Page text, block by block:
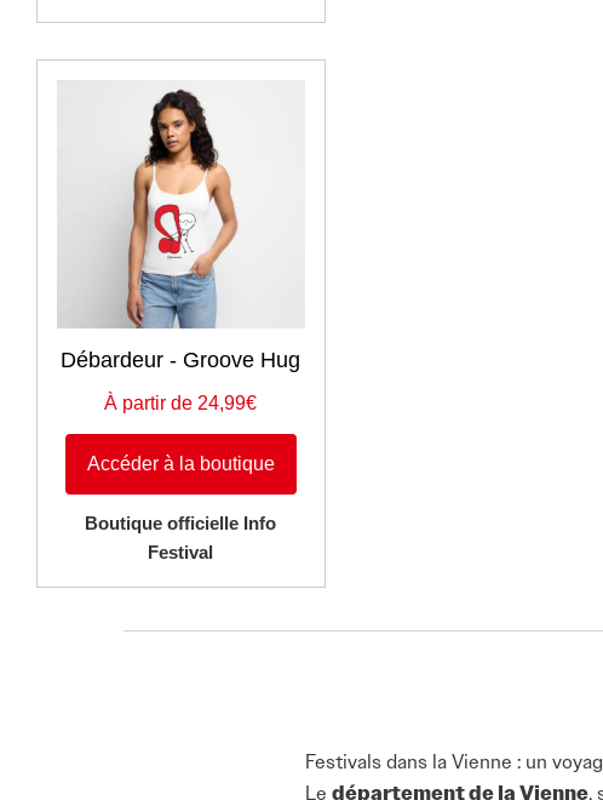
Débardeur - Groove Hug
À partir de 24,99€
Accéder à la boutique
Boutique officielle Info
Festival
Festivals dans la Vienne : un
Le département de la Vienne,